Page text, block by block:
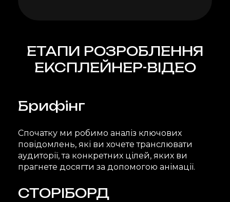
ЕТАПИ РОЗРОБЛЕННЯ
ЕКСПЛЕЙНЕР-ВІДЕО
Брифінг
Спочатку ми робимо аналіз ключових
повідомлень, які ви хочете транслювати
аудиторії, та конкретних цілей, яких ви
прагнете досягти за допомогою анімації.
СТОРІБОРД